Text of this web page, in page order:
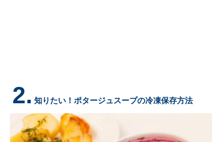
2. 知りたい！ポタージュスープの冷凍保存方法